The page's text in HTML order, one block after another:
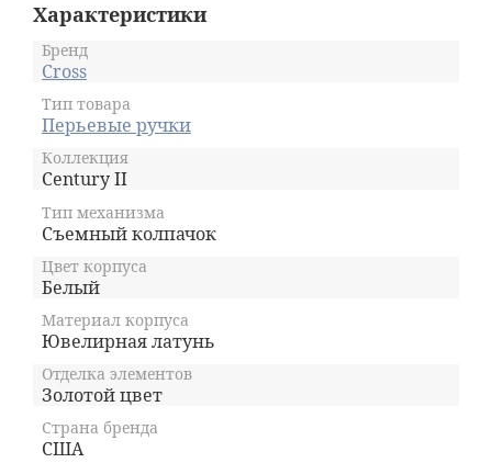
- Пожизненная гарантия на механическую
часть
Характеристики
Бренд
Cross
Тип товара
Перьевые ручки
Коллекция
Century II
Тип механизма
Съемный колпачок
Цвет корпуса
Белый
Материал корпуса
Ювелирная латунь
Отделка элементов
Золотой цвет
Страна бренда
США